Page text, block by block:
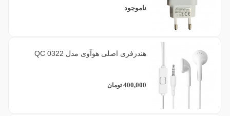
ناموجود
هندزفری اصلی هوآوی مدل QC 0322
400,000 تومان